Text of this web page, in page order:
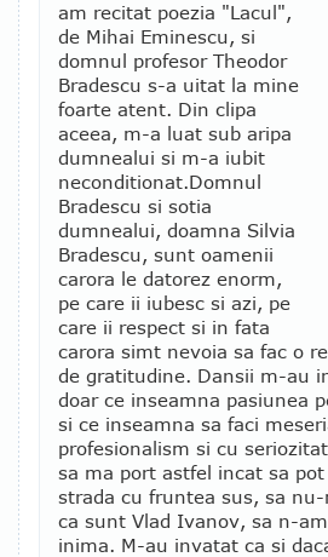
am recitat poezia "Lacul",
de Mihai Eminescu, si
domnul profesor Theodor
Bradescu s-a uitat la mine
foarte atent. Din clipa
aceea, m-a luat sub aripa
dumnealui si m-a iubit
neconditionat.Domnul
Bradescu si sotia
dumnealui, doamna Silvia
Bradescu, sunt oamenii
carora le datorez enorm,
pe care ii iubesc si azi, pe
care ii respect si in fata
carora simt nevoia sa fac o
de gratitudine. Dansii m-au
doar ce inseamna pasiunea
si ce inseamna sa faci
profesionalism si cu
sa ma port astfel incat sa
strada cu fruntea sus, sa
ca sunt Vlad Ivanov, sa n-
inima. M-au invatat ca si